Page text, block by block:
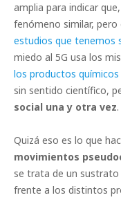
amplia para indicar
fenómeno similar,
estudios que tenemos
miedo al 5G usa los
los productos químicos
sin sentido científico,
social una y otra vez.
Quizá eso es lo que
movimientos
se trata de un sustrato
frente a los distintos